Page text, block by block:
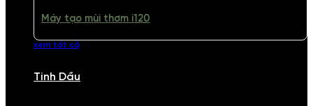
Máy tạo mùi thơm i120
xem tất cả
Tinh Dầu